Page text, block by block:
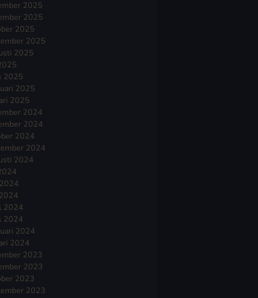
2025
2025
2025
2025
2025
2025
2025
2025
2024
2024
2024
2024
2024
2024
2024
2024
2024
2023
2023
2023
2023